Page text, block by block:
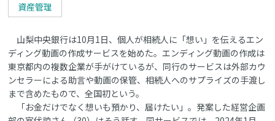
資産管理
山梨中央銀行は10月1日、個人が相続人に「想い」を伝えるエン
ディング動画の作成サービスを始めた。エンディング動画の作成は
東京都内の複数企業が手がけているが、同行のサービスは外部カウ
ンセラーによる助言や動画の保管、相続人へのサプライズの手渡し
まで含めたもので、全国初という。
「お金だけでなく想いも預かり、届けたい」。発案した経営企画